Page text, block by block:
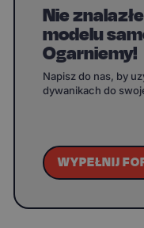
Nie
modelu
Ogarniemy!
Napisz do nas, by
dywanikach do
WYPEŁNIJ